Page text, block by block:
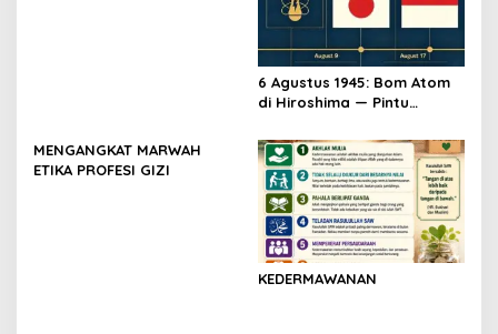
6 Agustus 1945: Bom Atom
di Hiroshima — Pintu
Indonesia
MENGANGKAT MARWAH
ETIKA PROFESI GIZI
KEDERMAWANAN